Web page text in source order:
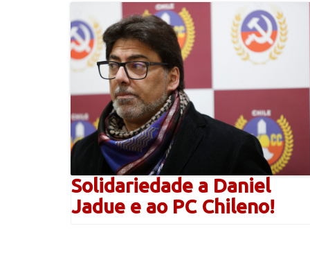
Solidariedade a Daniel
Jadue e ao PC Chileno!